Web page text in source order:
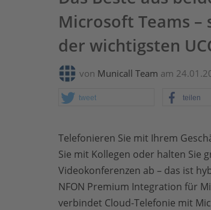
Microsoft Teams
der wichtigsten
von Municall Team am
tweet teilen
Telefonieren Sie mit Ihrem
Sie mit Kollegen oder halten Sie
Videokonferenzen ab – das ist
NFON Premium Integration für
verbindet Cloud-Telefonie mit